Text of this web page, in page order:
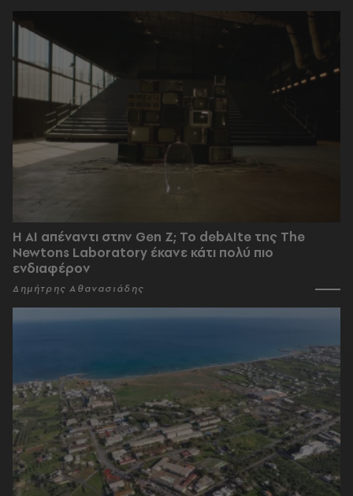
Η AI απέναντι στην Gen Z; Το debAIte της The
Newtons Laboratory έκανε κάτι πολύ πιο
ενδιαφέρον
Δημήτρης Αθανασιάδης